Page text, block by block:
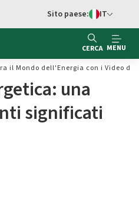
Switch di
Sito paese: IT
CERCA MENU
il Mondo dell'Energia con i Video di
una
significati